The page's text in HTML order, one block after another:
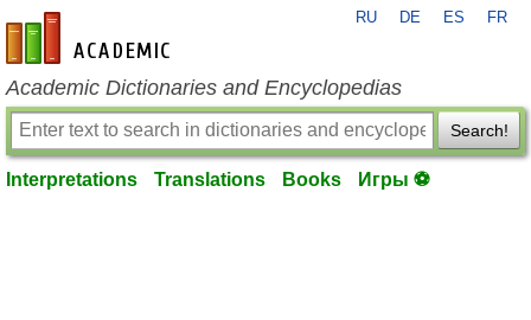
en-academic.com
RU DE ES FR
Academic Dictionaries and Encyclopedias
Search!
Interpretations Translations Books Игры ⚽